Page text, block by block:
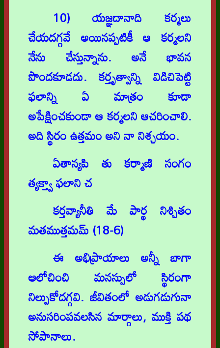
10) యజ్ఞదానాది కర్మలు
చేయదగ్గవే అయినప్పటికీ ఆ కర్మలని
నేను చేస్తున్నాను. అనే భావన
పొందకూడదు. కర్తృత్వాన్ని విడిచిపెట్టి
ఫలాన్ని ఏ మాత్రం కూడా
అపేక్షించకుండా ఆ కర్మలని ఆచరించాలి.
అది స్థిరం ఉత్తమం అని నా నిశ్చయం.
ఏతాన్యపి తు కర్మాణి సంగం
త్యక్త్వా ఫలాని చ
కర్తవ్యానీతి మే పార్థ నిశ్చితం
మతముత్తమమ్ (18-6)
ఈ అభిప్రాయాలు అన్నీ బాగా
ఆలోచించి మనస్సులో స్థిరంగా
నిల్పుకోదగ్గవి. జీవితంలో అడుగడుగునా
అనుసరింపవలసిన మార్గాలు, ముక్తి పథ
సోపానాలు.